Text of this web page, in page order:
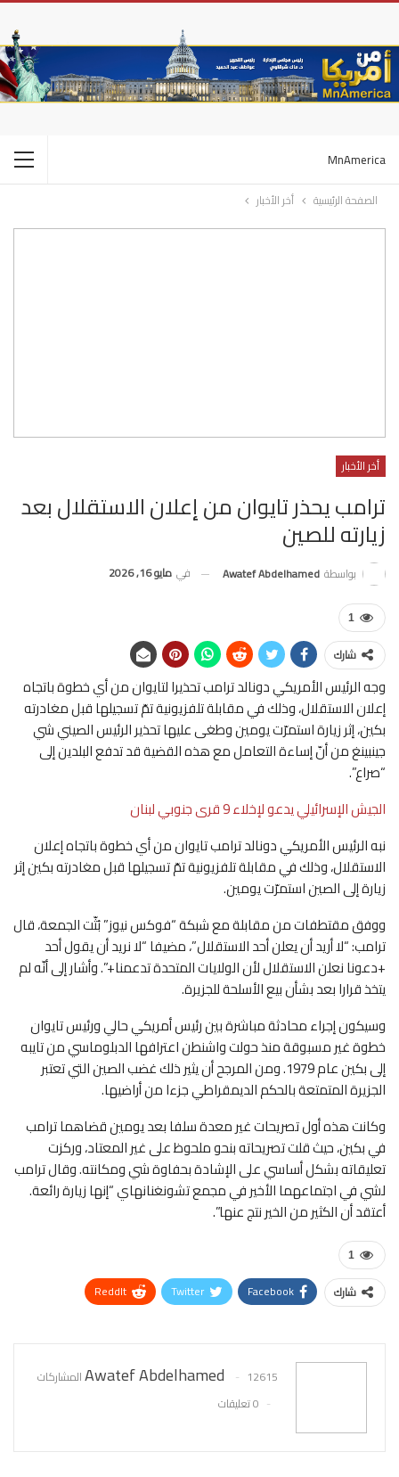
MnAmerica
الصفحة الرئيسية أخر الأخبار
أخر الأخبار
ترامب يحذر تايوان من إعلان الاستقلال بعد
زيارته للصين
بواسطة Awatef Abdelhamed في مايو 16, 2026
1
شارك
وجه الرئيس الأمريكي دونالد ترامب تحذيرا لتايوان من أي خطوة باتجاه
إعلان الاستقلال، وذلك في مقابلة تلفزيونية تمّ تسجيلها قبل مغادرته
بكين، إثر زيارة استمرّت يومين وطغى عليها تحذير الرئيس الصيني شي
جينبينغ من أنّ إساءة التعامل مع هذه القضية قد تدفع البلدين إلى
“صراع”.
الجيش الإسرائيلي يدعو لإخلاء 9 قرى جنوبي لبنان
نبه الرئيس الأمريكي دونالد ترامب تايوان من أي خطوة باتجاه إعلان
الاستقلال، وذلك في مقابلة تلفزيونية تمّ تسجيلها قبل مغادرته بكين إثر
زيارة إلى الصين استمرّت يومين.
ووفق مقتطفات من مقابلة مع شبكة “فوكس نيوز” بُثّت الجمعة، قال
ترامب: “لا أريد أن يعلن أحد الاستقلال”، مضيفا “لا نريد أن يقول أحد
+دعونا نعلن الاستقلال لأن الولايات المتحدة تدعمنا+”. وأشار إلى أنّه لم
يتخذ قرارا بعد بشأن بيع الأسلحة للجزيرة.
وسيكون إجراء محادثة مباشرة بين رئيس أمريكي حالي ورئيس تايوان
خطوة غير مسبوقة منذ حولت واشنطن اعترافها الدبلوماسي من تايبه
إلى بكين عام 1979. ومن المرجح أن يثير ذلك غضب الصين التي تعتبر
الجزيرة المتمتعة بالحكم الديمقراطي جزءا من أراضيها.
وكانت هذه أول تصريحات غير معدة سلفا بعد يومين قضاهما ترامب
في بكين، حيث قلت تصريحاته بنحو ملحوظ على غير المعتاد، وركزت
تعليقاته بشكل أساسي على الإشادة بحفاوة شي ومكانته. وقال ترامب
لشي في اجتماعهما الأخير في مجمع تشونغنانهاي “إنها زيارة رائعة.
أعتقد أن الكثير من الخير نتج عنها”.
1
شارك Facebook
Twitter
ReddIt
Awatef Abdelhamed
12615 المشاركات
0 تعليقات